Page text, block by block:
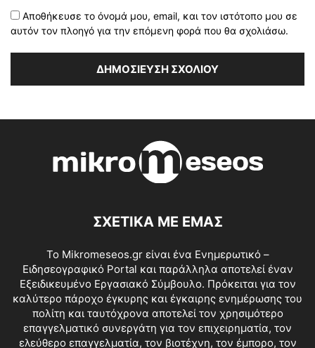
Αποθήκευσε το όνομά μου, email, και τον ιστότοπο μου σε
αυτόν τον πλοηγό για την επόμενη φορά που θα σχολιάσω.
ΣΧΕΤΙΚΑ ΜΕ ΕΜΑΣ
Το Mikromeseos.gr είναι ένα Ενημερωτικό –
Ειδησεογραφικό Portal και παράλληλα αποτελεί έναν
Εξειδικευμένο Εργασιακό Σύμβουλο. Πρόκειται για τον
καλύτερο πάροχο έγκυρης και έγκαιρης ενημέρωσης του
πολίτη και ταυτόχρονα αποτελεί τον χρησιμότερο
επαγγελματικό συνεργάτη για τον επιχειρηματία, τον
ελεύθερο επαγγελματία, τον βιοτέχνη, τον έμπορο, τον